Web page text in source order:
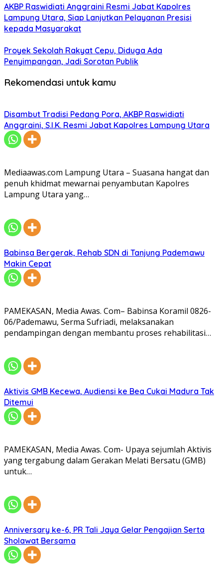
AKBP Raswidiati Anggraini Resmi Jabat Kapolres
Lampung Utara, Siap Lanjutkan Pelayanan Presisi
kepada Masyarakat
Proyek Sekolah Rakyat Cepu, Diduga Ada
Penyimpangan, Jadi Sorotan Publik
Rekomendasi untuk kamu
Disambut Tradisi Pedang Pora, AKBP Raswidiati
Anggraini, S.I.K. Resmi Jabat Kapolres Lampung Utara
Mediaawas.com Lampung Utara – Suasana hangat dan
penuh khidmat mewarnai penyambutan Kapolres
Lampung Utara yang…
Babinsa Bergerak, Rehab SDN di Tanjung Pademawu
Makin Cepat
PAMEKASAN, Media Awas. Com– Babinsa Koramil 0826-
06/Pademawu, Serma Sufriadi, melaksanakan
pendampingan dengan membantu proses rehabilitasi…
Aktivis GMB Kecewa, Audiensi ke Bea Cukai Madura Tak
Ditemui
PAMEKASAN, Media Awas. Com- Upaya sejumlah Aktivis
yang tergabung dalam Gerakan Melati Bersatu (GMB)
untuk…
Anniversary ke-6, PR Tali Jaya Gelar Pengajian Serta
Sholawat Bersama